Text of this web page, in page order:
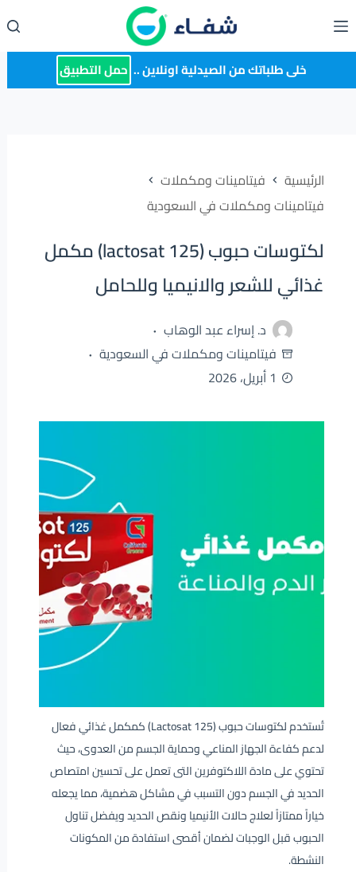
إلى
المحتوى خلى طلباتك من الصيدلية اونلاين .. حمل التطبيق
الرئيسية
فيتامينات ومكملات
فيتامينات ومكملات في السعودية
لكتوسات حبوب (lactosat 125) مكمل
غذائي للشعر والانيميا وللحامل
د. إسراء عبد الوهاب
فيتامينات ومكملات في السعودية
1 أبريل، 2026
تُستخدم لكتوسات حبوب (Lactosat 125) كمكمل غذائي فعال
لدعم كفاءة الجهاز المناعي وحماية الجسم من العدوى، حيث
تحتوي على مادة اللاكتوفرين التى تعمل على تحسين امتصاص
الحديد في الجسم دون التسبب في مشاكل هضمية، مما يجعله
خياراً ممتازاً لعلاج حالات الأنيميا ونقص الحديد ويفضل تناول
الحبوب قبل الوجبات لضمان أقصى استفادة من المكونات
النشطة.